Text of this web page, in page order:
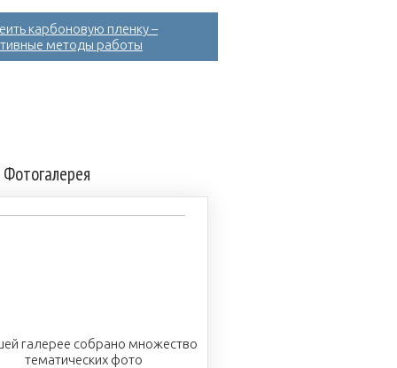
карбоновую пленку –
методы работы
Фотогалерея
галерее собрано множество
тематических фото